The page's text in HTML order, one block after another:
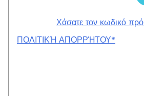
Χάσατε τον κωδικό
ΠΟΛΙΤΙΚΉ ΑΠΟΡΡΉΤΟΥ*